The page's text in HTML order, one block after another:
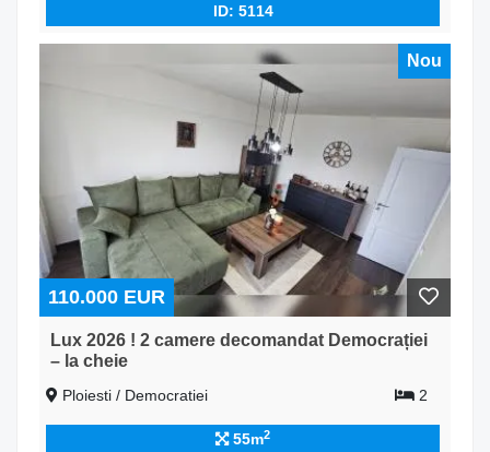
ID: 5114
Nou
110.000 EUR
Lux 2026 ! 2 camere decomandat Democrației
– la cheie
Ploiesti / Democratiei 2
55m2